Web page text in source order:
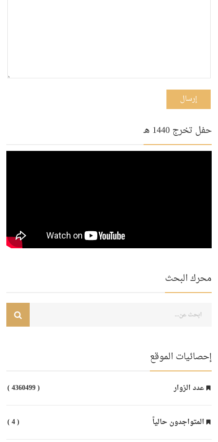
إرسال
حفل تخرج 1440 هـ
محرك البحث
إحصائيات الموقع
عدد الزوار ( 4360499 )
المتواجدون حالياً ( 4 )